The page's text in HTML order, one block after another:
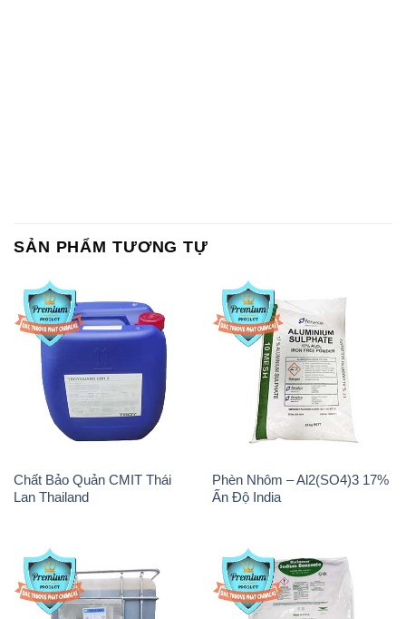
SẢN PHẨM TƯƠNG TỰ
Chất Bảo Quản CMIT Thái
Lan Thailand
Phèn Nhôm – Al2(SO4)3 17%
Ấn Độ India